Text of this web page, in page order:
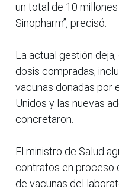
un total de 10
Sinopharm”, precisó.
La actual gestión
dosis compradas,
vacunas donadas por
Unidos y las nuevas
concretaron.
El ministro de Salud
contratos en proceso
de vacunas del